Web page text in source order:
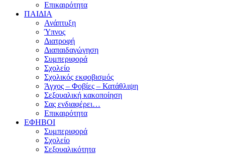
Επικαιρότητα
ΠΑΙΔΙΑ
Ανάπτυξη
Ύπνος
Διατροφή
Διαπαιδαγώγηση
Συμπεριφορά
Σχολείο
Σχολικός εκφοβισμός
Άγχος – Φοβίες – Κατάθλιψη
Σεξουαλική κακοποίηση
Σας ενδιαφέρει…
Επικαιρότητα
ΕΦΗΒΟΙ
Συμπεριφορά
Σχολείο
Σεξουαλικότητα